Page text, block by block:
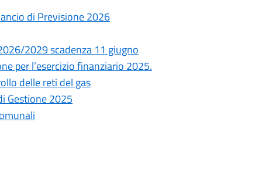
di Previsione 2026
2029 scadenza 11 giugno
per l’esercizio finanziario 2025.
delle reti del gas
Gestione 2025